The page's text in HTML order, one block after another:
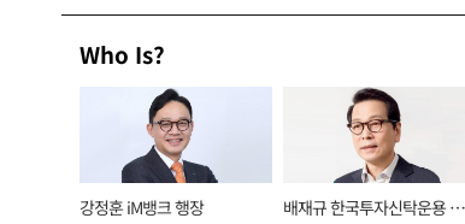
Who Is?
강정훈 iM뱅크 행장
배재규 한국투자신탁운용 대